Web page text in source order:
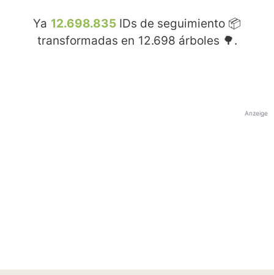
Ya 12.698.835 IDs de seguimiento 📦
transformadas en 12.698 árboles 🌳.
Anzeige